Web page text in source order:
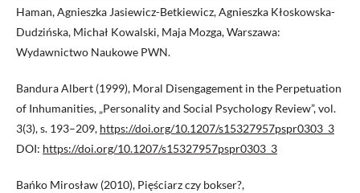
Haman, Agnieszka Jasiewicz-Betkiewicz, Agnieszka Kłoskowska-
Dudzińska, Michał Kowalski, Maja Mozga, Warszawa:
Wydawnictwo Naukowe PWN.
Bandura Albert (1999), Moral Disengagement in the Perpetuation
of Inhumanities, „Personality and Social Psychology Review”, vol.
3(3), s. 193–209, https://doi.org/10.1207/s15327957pspr0303_3
DOI: https://doi.org/10.1207/s15327957pspr0303_3
Bańko Mirosław (2010), Pięściarz czy bokser?,